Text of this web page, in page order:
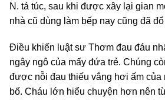
N. tá túc, sau khi được xây lại gian
nhà cũ dùng làm bếp nay cũng đã
Điều khiến luật sư Thơm đau đáu
ngây ngô của mấy đứa trẻ. Chúng
được nỗi đau thiếu vắng hơi ấm của
bố. Cháu lớn hiểu chuyện hơn nên